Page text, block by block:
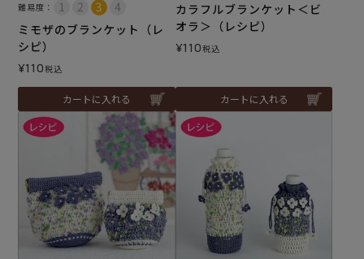
難易度：
ミモザのブランケット（レ
シピ）
¥110税込
カートに入れる
カラフルブランケット＜ビ
オラ＞（レシピ）
¥110税込
カートに入れる